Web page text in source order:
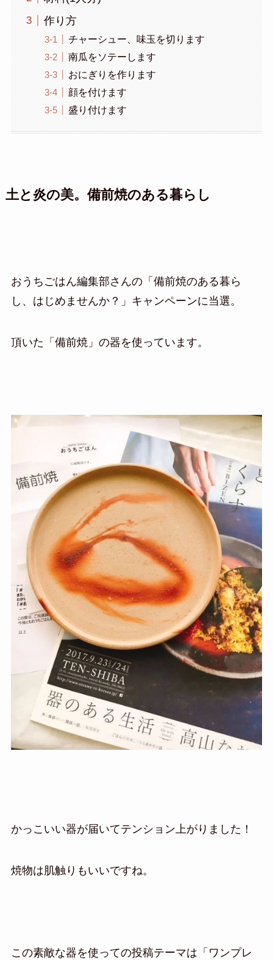
作り方
チャーシュー、味玉を切ります
南瓜をソテーします
おにぎりを作ります
顔を付けます
盛り付けます
土と炎の美。備前焼のある暮らし
おうちごはん編集部さんの「備前焼のある暮ら
し、はじめませんか？」キャンペーンに当選。
頂いた「備前焼」の器を使っています。
かっこいい器が届いてテンション上がりました！
焼物は肌触りもいいですね。
この素敵な器を使っての投稿テーマは「ワンプレ